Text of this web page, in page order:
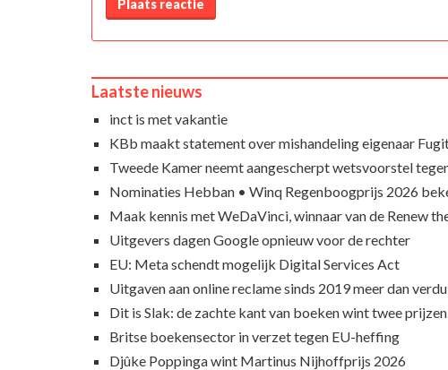
Plaats reactie
Laatste nieuws
inct is met vakantie
KBb maakt statement over mishandeling eigenaar
Tweede Kamer neemt aangescherpt wetsvoorstel
Nominaties Hebban • Winq Regenboogprijs 2026
Maak kennis met WeDaVinci, winnaar van de Renew
Uitgevers dagen Google opnieuw voor de rechter
EU: Meta schendt mogelijk Digital Services Act
Uitgaven aan online reclame sinds 2019 meer dan
Dit is Slak: de zachte kant van boeken wint twee prijzen
Britse boekensector in verzet tegen EU-heffing
Djûke Poppinga wint Martinus Nijhoffprijs 2026